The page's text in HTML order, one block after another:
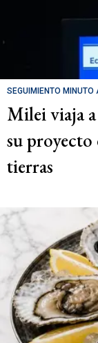
SEGUIMIENTO MINUTO
Milei viaja
su proyecto
tierras